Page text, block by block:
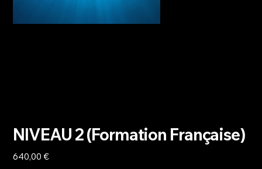
NIVEAU 2 (Formation Française)
Prix
640,00 €